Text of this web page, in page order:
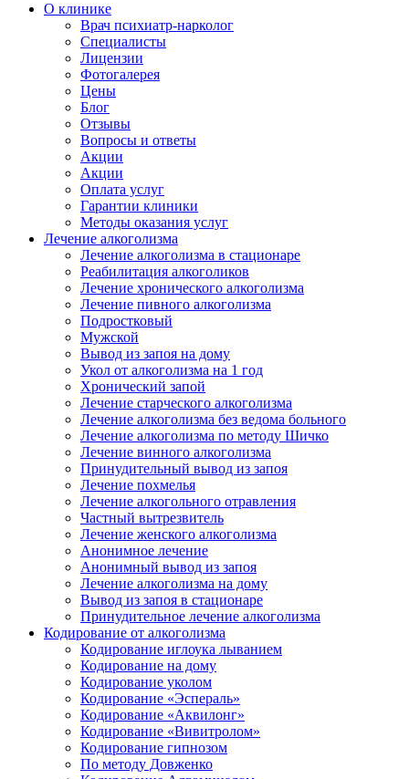
О клинике
Врач психиатр-нарколог
Специалисты
Лицензии
Фотогалерея
Цены
Блог
Отзывы
Вопросы и ответы
Акции
Акции
Оплата услуг
Гарантии клиники
Методы оказания услуг
Лечение алкоголизма
Лечение алкоголизма в стационаре
Реабилитация алкоголиков
Лечение хронического алкоголизма
Лечение пивного алкоголизма
Подростковый
Мужской
Вывод из запоя на дому
Укол от алкоголизма на 1 год
Хронический запой
Лечение старческого алкоголизма
Лечение алкоголизма без ведома больного
Лечение алкоголизма по методу Шичко
Лечение винного алкоголизма
Принудительный вывод из запоя
Лечение похмелья
Лечение алкогольного отравления
Частный вытрезвитель
Лечение женского алкоголизма
Анонимное лечение
Анонимный вывод из запоя
Лечение алкоголизма на дому
Вывод из запоя в стационаре
Принудительное лечение алкоголизма
Кодирование от алкоголизма
Кодирование иглоука лыванием
Кодирование на дому
Кодирование уколом
Кодирование «Эспераль»
Кодирование «Аквилонг»
Кодирование «Вивитролом»
Кодирование гипнозом
По методу Довженко